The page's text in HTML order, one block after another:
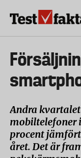
Huvudmeny
ny
Andra kvartalet
mobiltelefoner
procent
året. Det är